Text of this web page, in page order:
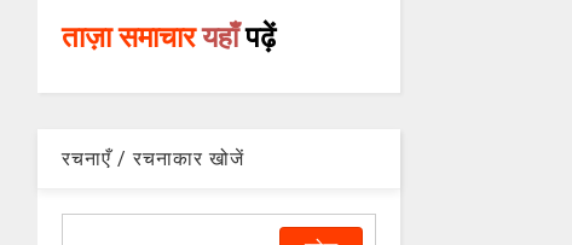
ताज़ा समाचारयहाँपढ़ें
रचनाएँ / रचनाकार खोजें